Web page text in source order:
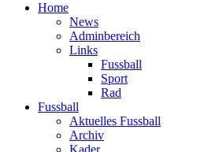
Home
News
Adminbereich
Links
Fussball
Sport
Rad
Fussball
Aktuelles Fussball
Archiv
Kader